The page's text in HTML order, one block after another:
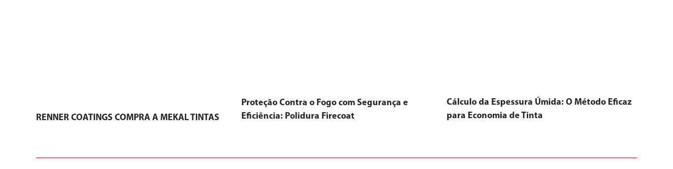
RENNER COATINGS COMPRA A MEKAL TINTAS
Proteção Contra o Fogo com Segurança e
Eficiência: Polidura Firecoat
Cálculo da Espessura Úmida: O Método Eficaz
para Economia de Tinta